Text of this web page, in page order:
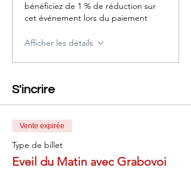
bénéficiez de 1 % de réduction sur
cet événement lors du paiement
Afficher les détails
S'incrire
Vente expirée
Type de billet
Eveil du Matin avec Grabovoi